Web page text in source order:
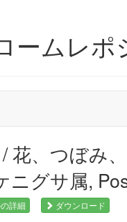
ームレポ
花、つぼみ
ニグサ属,
詳細 ダウンロード